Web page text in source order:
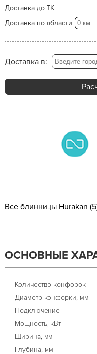
Доставка до ТК
Доставка по области
Доставка в:
Все блинницы Hurakan
ОСНОВНЫЕ
Количество конфорок
Диаметр конфорки, мм
Подключение
Мощность, кВт
Ширина, мм
Глубина, мм